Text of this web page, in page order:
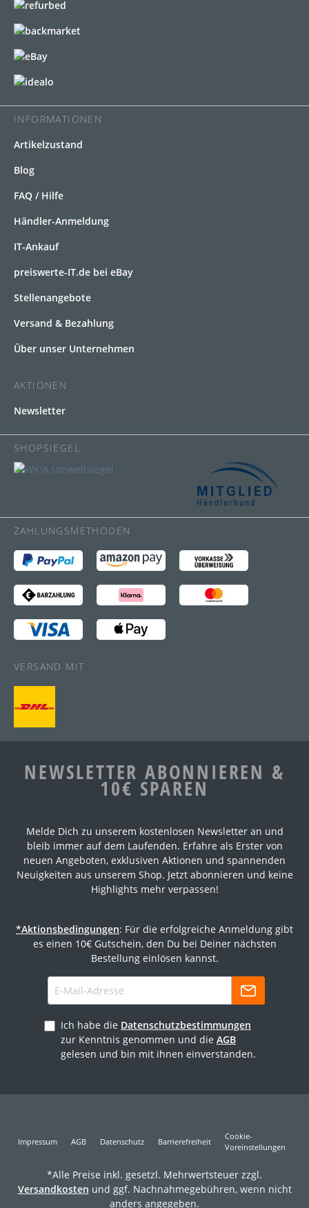
INFORMATIONEN
Artikelzustand
Blog
FAQ / Hilfe
Händler-Anmeldung
IT-Ankauf
preiswerte-IT.de bei eBay
Stellenangebote
Versand & Bezahlung
Über unser Unternehmen
AKTIONEN
Newsletter
SHOPSIEGEL
ZAHLUNGSMETHODEN
VERSAND MIT
NEWSLETTER ABONNIEREN &
10€ SPAREN
Melde Dich zu unserem kostenlosen Newsletter an und
bleib immer auf dem Laufenden. Erfahre als Erster von
neuen Angeboten, exklusiven Aktionen und spannenden
Neuigkeiten aus unserem Shop. Jetzt abonnieren und keine
Highlights mehr verpassen!
*Aktionsbedingungen: Für die erfolgreiche Anmeldung gibt
es einen 10€ Gutschein, den Du bei Deiner nächsten
Bestellung einlösen kannst.
Ich habe die Datenschutzbestimmungen
zur Kenntnis genommen und die AGB
gelesen und bin mit ihnen einverstanden.
Impressum AGB Datenschutz Barrierefreiheit
Cookie-
Voreinstellungen
*Alle Preise inkl. gesetzl. Mehrwertsteuer zzgl.
Versandkosten und ggf. Nachnahmegebühren, wenn nicht
anders angegeben.